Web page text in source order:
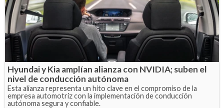
Hyundai y Kia amplían alianza con NVIDIA; suben el
nivel de conducción autónoma
Esta alianza representa un hito clave en el compromiso de la
empresa automotriz con la implementación de conducción
autónoma segura y confiable.